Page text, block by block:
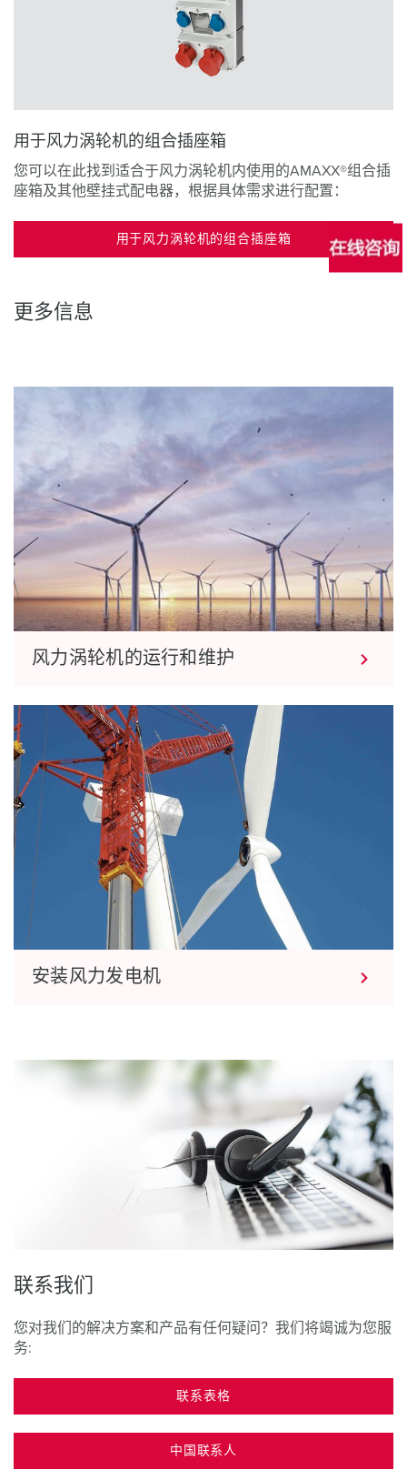
用于风力涡轮机的组合插座箱
您可以在此找到适合于风力涡轮机内使用的AMAXX®组合插
座箱及其他壁挂式配电器，根据具体需求进行配置：
用于风力涡轮机的组合插座箱
更多信息
风力涡轮机的运行和维护
安装风力发电机
联系我们
您对我们的解决方案和产品有任何疑问？我们将竭诚为您服
务:
联系表格
中国联系人